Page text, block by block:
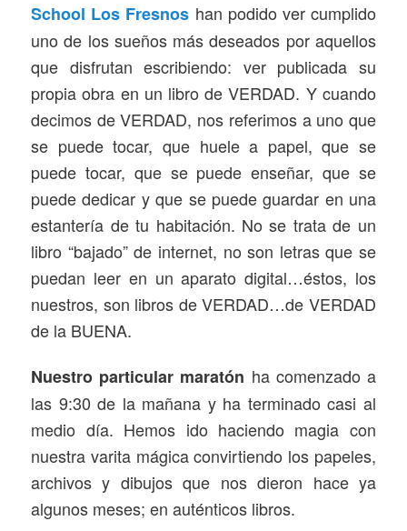
School Los Fresnos han podido ver cumplido
uno de los sueños más deseados por aquellos
que disfrutan escribiendo: ver publicada su
propia obra en un libro de VERDAD. Y cuando
decimos de VERDAD, nos referimos a uno que
se puede tocar, que huele a papel, que se
puede tocar, que se puede enseñar, que se
puede dedicar y que se puede guardar en una
estantería de tu habitación. No se trata de un
libro “bajado” de internet, no son letras que se
puedan leer en un aparato digital…éstos, los
nuestros, son libros de VERDAD…de VERDAD
de la BUENA.
Nuestro particular maratón ha comenzado a
las 9:30 de la mañana y ha terminado casi al
medio día. Hemos ido haciendo magia con
nuestra varita mágica convirtiendo los papeles,
archivos y dibujos que nos dieron hace ya
algunos meses; en auténticos libros.